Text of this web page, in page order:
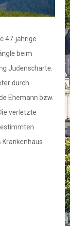
47-jährige
beim
Judenscharte.
durch
Ehemann bzw.
verletzte
Krankenhaus